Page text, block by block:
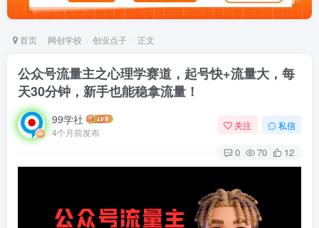
首页 网创学校 创业点子 正文
公众号流量主之心理学赛道，起号快+流量大，每
天30分钟，新手也能稳拿流量！
99学社
4个月前发布
关注 私信
0 70 12